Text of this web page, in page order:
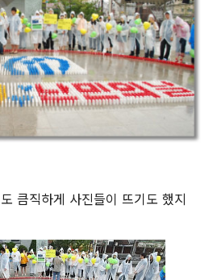
큼직하게 사진들이 뜨기도 했지